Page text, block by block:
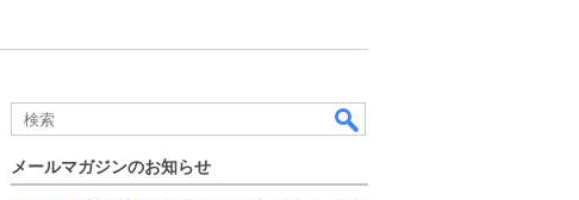
メールマガジンのお知らせ